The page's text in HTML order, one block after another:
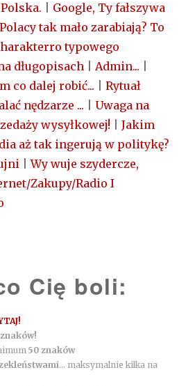
Google, Ty fałszywa
tak mało zarabiają? To
typowego
długopisach Admin...
co dalej robić...
Rytuał
nędzarze ...
Uwaga na
wysyłkowej!
Jakim
aż tak ingerują w politykę?
|Wy wuje szydercze,
Zakupy/Radio I
Cię boli:
50 znaków
... maksymalnie kilka na